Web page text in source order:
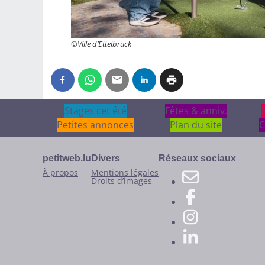
©Ville d’Ettelbruck
Stages cet été
Stages cet été Fêtes & anniv.
Fêtes & anniv.
Petites annonces
Plan du site
petitweb.lu
À propos
Divers
Mentions légales
Droits d’images
Réseaux sociaux